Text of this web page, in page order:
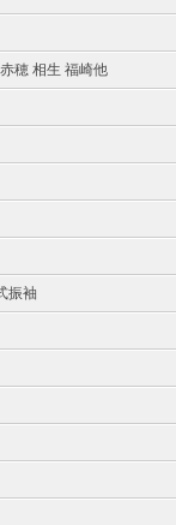
穂 相生 福崎他
振袖